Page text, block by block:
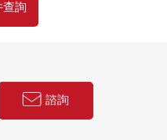
查詢
諮詢